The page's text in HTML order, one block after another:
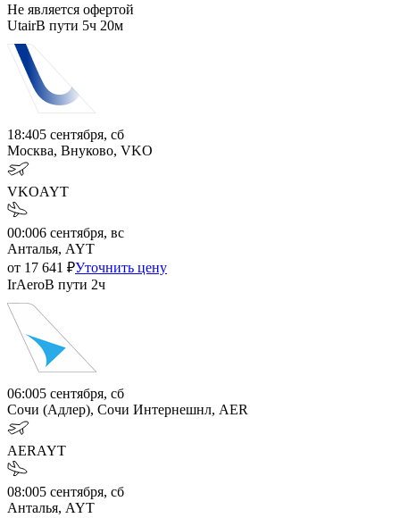
Не является офертой
UtairВ пути 5ч 20м
18:405 сентября, сб
Москва, Внуково, VKO
VKOAYT
00:006 сентября, вс
Анталья, AYT
от 17 641 ₽Уточнить цену
IrAeroВ пути 2ч
06:005 сентября, сб
Сочи (Адлер), Сочи Интернешнл, AER
AERAYT
08:005 сентября, сб
Анталья, AYT